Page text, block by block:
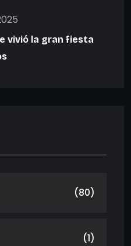
vivió la gran fiesta
(80)
(1)